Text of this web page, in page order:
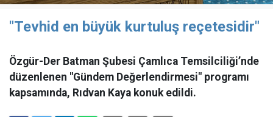
"Tevhid en büyük kurtuluş reçetesidir"
Özgür-Der Batman Şubesi Çamlıca Temsilciliği’nde
düzenlenen "Gündem Değerlendirmesi" programı
kapsamında, Rıdvan Kaya konuk edildi.